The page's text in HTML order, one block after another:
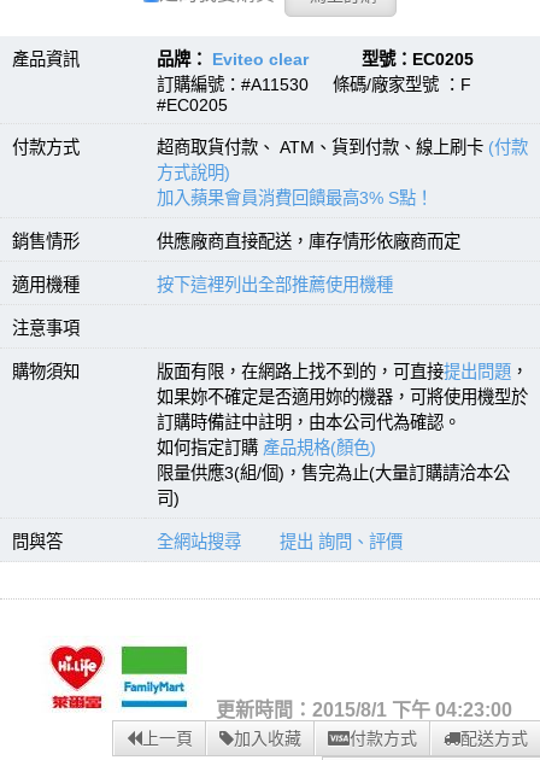
產品資訊 品牌： Eviteo clear型號：EC0205
訂購編號：#A11530 條碼/廠家型號 ：F
#EC0205
付款方式 超商取貨付款、 ATM、貨到付款、線上刷卡 (付款
方式說明)
加入蘋果會員消費回饋最高3% S點！
銷售情形 供應廠商直接配送，庫存情形依廠商而定
適用機種 按下這裡列出全部推薦使用機種
注意事項
購物須知 版面有限，在網路上找不到的，可直接提出問題 ，
如果妳不確定是否適用妳的機器，可將使用機型於
訂購時備註中註明，由本公司代為確認。
如何指定訂購 產品規格(顏色)
限量供應3(組/個)，售完為止(大量訂購請洽本公
司)
問與答 全網站搜尋 提出 詢問、評價
更新時間：2015/8/1 下午 04:23:00
上一頁 加入收藏 付款方式 配送方式